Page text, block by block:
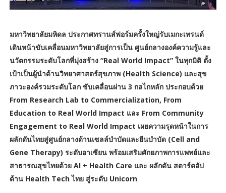
มหาวิทยาลัยมหิดล ประกาศทรานส์ฟอร์มครั้งใหญ่รับเมกะเทรนด์
เดินหน้าขับเคลื่อนมหาวิทยาลัยสู่การเป็น ศูนย์กลางองค์ความรู้และ
นวัตกรรมระดับโลกที่มุ่งสร้าง “Real World Impact” ในทุกมิติ ตั้ง
เป้าเป็นผู้นำด้านวิทยาศาสตร์สุขภาพ (Health Science) และสุข
ภาวะองค์รวมระดับโลก ขับเคลื่อนผ่าน 3 กลไกหลัก ประกอบด้วย
From Research Lab to Commercialization, From
Education to Real World Impact และ From Community
Engagement to Real World Impact เผยความรุดหน้าในการ
ผลักดันไทยสู่ศูนย์กลางด้านเซลล์บำบัดและยีนบำบัด (Cell and
Gene Therapy) ระดับอาเซียน พร้อมเสริมศักยภาพการแพทย์และ
สาธารณสุขไทยด้วย AI + Health Care และ ผลักดัน สตาร์ตอัป
ด้าน Health Tech ไทย สู่ระดับ Unicorn